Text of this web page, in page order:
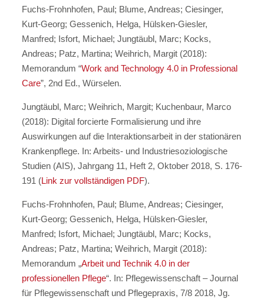
Fuchs-Frohnhofen, Paul; Blume, Andreas; Ciesinger,
Kurt-Georg; Gessenich, Helga, Hülsken-Giesler,
Manfred; Isfort, Michael; Jungtäubl, Marc; Kocks,
Andreas; Patz, Martina; Weihrich, Margit (2018):
Memorandum “Work and Technology 4.0 in Professional
Care”, 2nd Ed., Würselen.
Jungtäubl, Marc; Weihrich, Margit; Kuchenbaur, Marco
(2018): Digital forcierte Formalisierung und ihre
Auswirkungen auf die Interaktionsarbeit in der stationären
Krankenpflege. In: Arbeits- und Industriesoziologische
Studien (AIS), Jahrgang 11, Heft 2, Oktober 2018, S. 176-
191 (Link zur vollständigen PDF).
Fuchs-Frohnhofen, Paul; Blume, Andreas; Ciesinger,
Kurt-Georg; Gessenich, Helga, Hülsken-Giesler,
Manfred; Isfort, Michael; Jungtäubl, Marc; Kocks,
Andreas; Patz, Martina; Weihrich, Margit (2018):
Memorandum „Arbeit und Technik 4.0 in der
professionellen Pflege“. In: Pflegewissenschaft – Journal
für Pflegewissenschaft und Pflegepraxis, 7/8 2018, Jg.